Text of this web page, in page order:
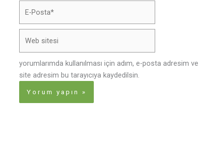
Posta*
sitesi
yorumlarımda kullanılması için adım, e-posta adresim ve
site adresim bu tarayıcıya kaydedilsin.